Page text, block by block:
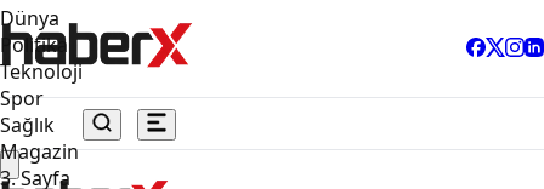
Dünya
Politika
Teknoloji
Spor
Sağlık
Magazin
3. Sayfa